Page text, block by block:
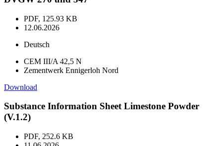
PDF, 125.93 KB
12.06.2026
Deutsch
CEM III/A 42,5 N
Zementwerk Ennigerloh Nord
Download
Substance Information Sheet Limestone Powder
(V.1.2)
PDF, 252.6 KB